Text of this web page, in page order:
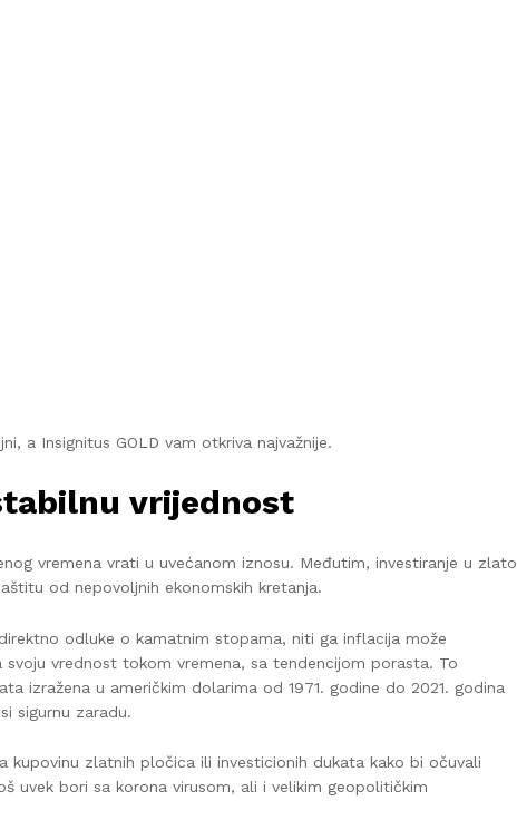
a Insignitus GOLD vam otkriva najvažnije.
vrijednost
vremena vrati u uvećanom iznosu. Međutim, investiranje u zlato
od nepovoljnih ekonomskih kretanja.
odluke o kamatnim stopama, niti ga inflacija može
vrednost tokom vremena, sa tendencijom porasta. To
izražena u američkim dolarima od 1971. godine do 2021. godina
sigurnu zaradu.
zlatnih pločica ili investicionih dukata kako bi očuvali
uvek bori sa korona virusom, ali i velikim geopolitičkim